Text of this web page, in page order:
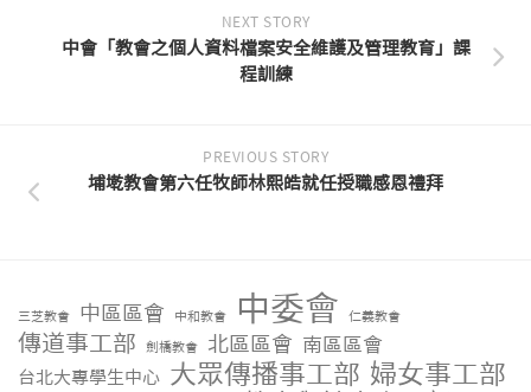
NEXT STORY
中會「教會之個人資料檔案安全維護及管理教育」課
程訓練
PREVIOUS STORY
埔墘教會第六任牧師林熙皓就任授職感恩禮拜
三芝教會 中區區會 中和教會 中委會 仁義教會
傳道事工部 劍橋教會 北區區會 南區區會
台北大專學生中心 大眾傳播事工部 婦女事工部